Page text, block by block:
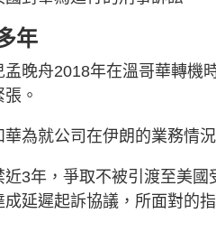
年
晚舟2018年在溫哥華轉機
。
為就公司在伊朗的業務情
3年，爭取不被引渡至美
延遲起訴協議，所面對的